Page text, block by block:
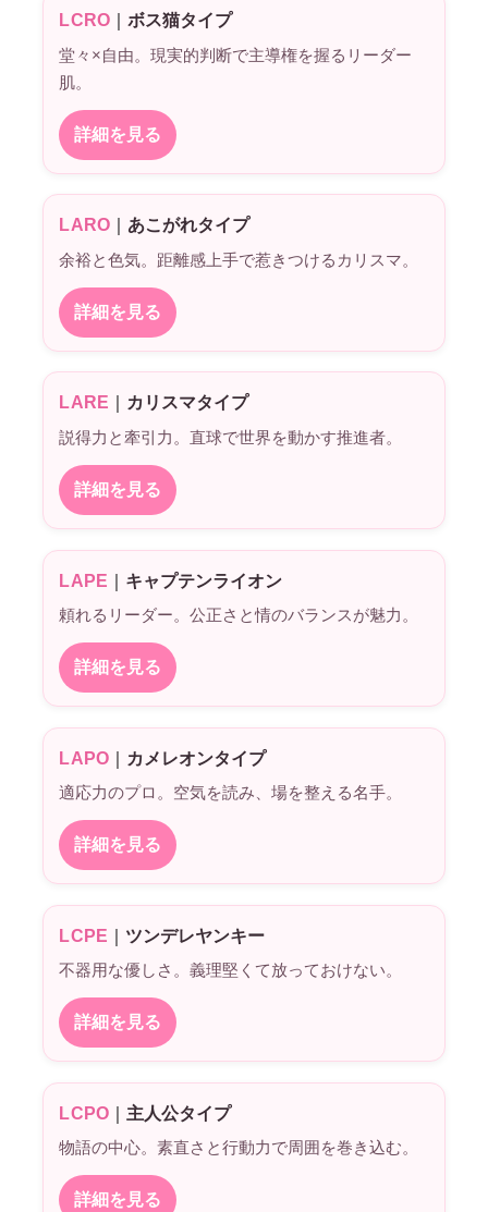
LCRO ｜ボス猫タイプ
堂々×自由。現実的判断で主導権を握るリーダー
肌。
詳細を見る
LARO あこがれタイプ
余裕と色気。距離感上手で惹きつけるカリスマ。
詳細を見る
LARE カリスマタイプ
説得力と牽引力。直球で世界を動かす推進者。
詳細を見る
LAPE キャプテンライオン
頼れるリーダー。公正さと情のバランスが魅力。
詳細を見る
LAPO カメレオンタイプ
適応力のプロ。空気を読み、場を整える名手。
詳細を見る
LCPE ツンデレヤンキー
不器用な優しさ。義理堅くて放っておけない。
詳細を見る
LCPO 主人公タイプ
物語の中心。素直さと行動力で周囲を巻き込む。
詳細を見る